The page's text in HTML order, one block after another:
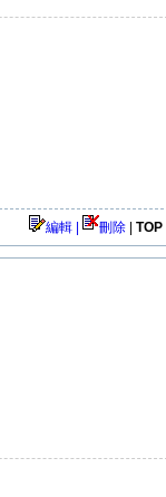
編輯 | 刪除 TOP